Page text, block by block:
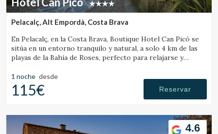
Pelacalç, Alt Empordà, Costa Brava
En Pelacalç, en la Costa Brava, Boutique Hotel Can Picó se
sitúa en un entorno tranquilo y natural, a solo 4 km de las
playas de la Bahía de Roses, perfecto para relajarse y
1 noche desde
115€ Reservar
4.6